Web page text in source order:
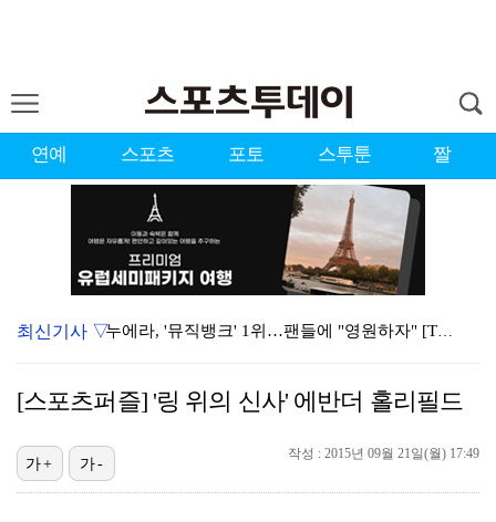
연예 스포츠 포토 스투툰 짤
누에라, '뮤직뱅크' 1위…팬들에 "영원하자" [TV캡…
폭발까지 5분…안보현·정은채, 목숨 건 사투 시작(재벌…
이강인, 아틀레티코 마드리드 첫 훈련 진행…9일 맨시티…
대한축구협회의 '심판 성접대'…최악의 경우 런던 올림픽…
최신기사 ▽
[스포츠퍼즐] '링 위의 신사' 에반더 홀리필드
작성 : 2015년 09월 21일(월) 17:49
가+ 가-